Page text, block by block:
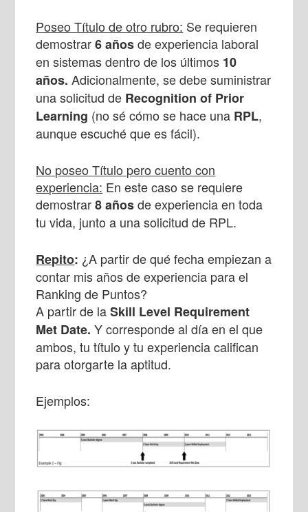
Poseo Título de otro rubro: Se requieren
demostrar6 añosde experiencia laboral
en sistemas dentro de los últimos 10
años. Adicionalmente, se debe suministrar
una solicitud de Recognition of Prior
Learning (no sé cómo se hace una RPL,
aunque escuché que es fácil).
No poseo Título pero cuento con
experiencia: En este caso se requiere
demostrar8 añosde experiencia en toda
tu vida, junto a una solicitud de RPL.
Repito: ¿A partir de qué fecha empiezan a
contar mis años de experiencia para el
Ranking de Puntos?
A partir de laSkill Level Requirement
Met Date.Y corresponde al día en el que
ambos, tu título y tu experiencia califican
para otorgarte la aptitud.
Ejemplos: